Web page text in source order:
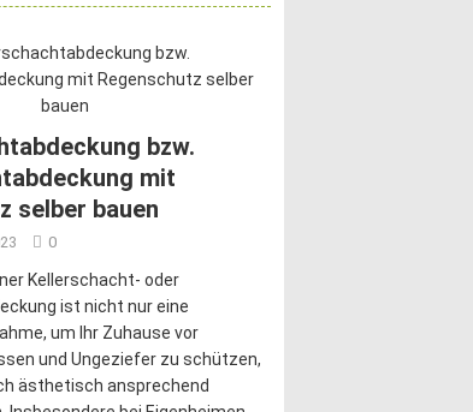
bzw.
mit
selber bauen
0
Kellerschacht- oder
ist nicht nur eine
um Ihr Zuhause vor
und Ungeziefer zu schützen,
ästhetisch ansprechend